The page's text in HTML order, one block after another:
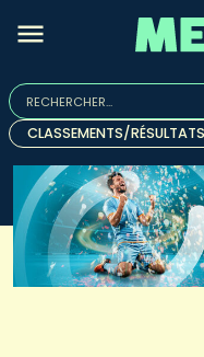
Rechercher :
Quand les résultats de
CLASSEMENTS/RÉSULTATS